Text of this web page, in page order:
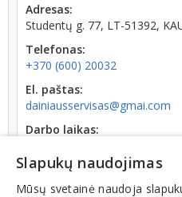
Adresas:
Studentų g. 77, LT-51392,
Telefonas:
+370 (600) 20032
El. paštas:
dainiausservisas@gmai.com
Darbo laikas:
Kodas:
300026350
Slapukų naudojimas
Mūsų svetainė naudoja